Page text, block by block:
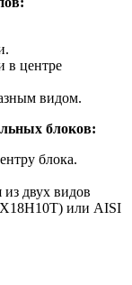
в центре
видом.
блоков:
блока.
из двух видов
или AISI